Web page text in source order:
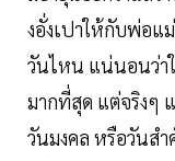
งอั่งเปาให้กับพ่อแ
วันไหน แน่นอนว่า
มากที่สุด แต่จริงๆ
วันมงคล หรือวันส